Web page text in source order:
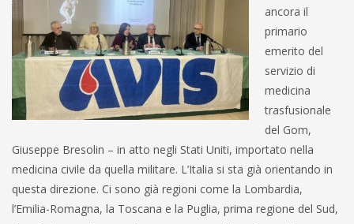
ancora il
primario
emerito del
servizio di
medicina
trasfusionale
del Gom,
Giuseppe Bresolin – in atto negli Stati Uniti, importato nella
medicina civile da quella militare. L’Italia si sta già orientando in
questa direzione. Ci sono già regioni come la Lombardia,
l’Emilia-Romagna, la Toscana e la Puglia, prima regione del Sud,